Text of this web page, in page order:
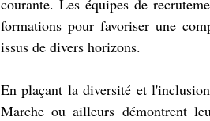
courante. Les équipes de
formations pour favoriser une
issus de divers horizons.
En plaçant la diversité et
Marche ou ailleurs démontrent